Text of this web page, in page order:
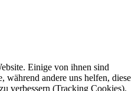
Einige von ihnen sind
während andere uns helfen, diese
verbessern (Tracking Cookies).